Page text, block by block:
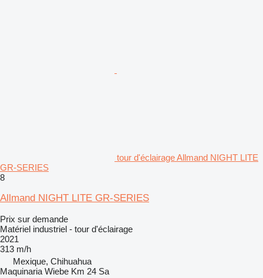
tour d'éclairage Allmand NIGHT LITE
GR-SERIES
8
Allmand NIGHT LITE GR-SERIES
Prix sur demande
Matériel industriel - tour d'éclairage
2021
313 m/h
Mexique, Chihuahua
Maquinaria Wiebe Km 24 Sa